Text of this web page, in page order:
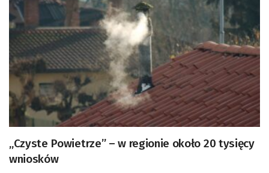
„Czyste Powietrze” – w regionie około 20 tysięcy
wniosków